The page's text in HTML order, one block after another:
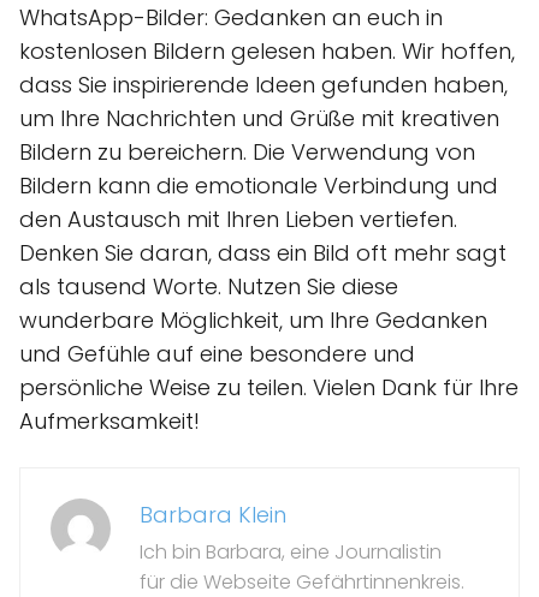
WhatsApp-Bilder: Gedanken an euch in
kostenlosen Bildern gelesen haben. Wir hoffen,
dass Sie inspirierende Ideen gefunden haben,
um Ihre Nachrichten und Grüße mit kreativen
Bildern zu bereichern. Die Verwendung von
Bildern kann die emotionale Verbindung und
den Austausch mit Ihren Lieben vertiefen.
Denken Sie daran, dass ein Bild oft mehr sagt
als tausend Worte. Nutzen Sie diese
wunderbare Möglichkeit, um Ihre Gedanken
und Gefühle auf eine besondere und
persönliche Weise zu teilen. Vielen Dank für Ihre
Aufmerksamkeit!
Barbara Klein
Ich bin Barbara, eine Journalistin
für die Webseite Gefährtinnenkreis.